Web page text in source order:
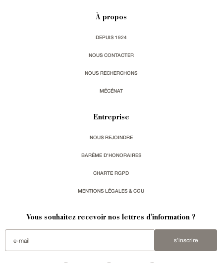
À propos
DEPUIS 1924
NOUS CONTACTER
NOUS RECHERCHONS
MÉCÉNAT
Entreprise
NOUS REJOINDRE
BARÈME D'HONORAIRES
CHARTE RGPD
MENTIONS LÉGALES & CGU
Vous souhaitez recevoir nos lettres d'information ?
s'inscrire